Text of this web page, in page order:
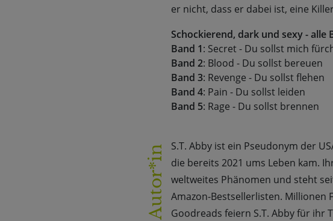
er nicht, dass er dabei ist, eine
Schockierend, dark und sexy - alle
Band 1: Secret - Du sollst mich
Band 2: Blood - Du sollst bereuen
Band 3: Revenge - Du sollst flehen
Band 4: Pain - Du sollst leiden
Band 5: Rage - Du sollst brennen
Autor*in
S.T. Abby ist ein Pseudonym der
die bereits 2021 ums Leben kam.
weltweites Phänomen und steht
Amazon-Bestsellerlisten. Millionen
Goodreads feiern S.T. Abby für ihr